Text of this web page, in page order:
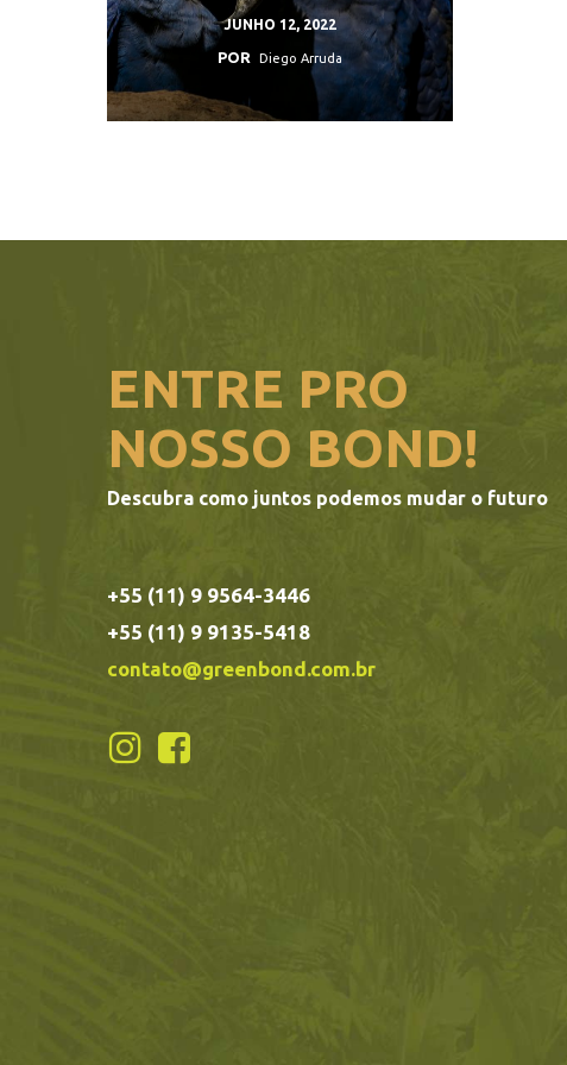
JUNHO 12, 2022
POR Diego Arruda
ENTRE PRO
NOSSO BOND!
Descubra como juntos podemos mudar o futuro
+55 (11) 9 9564-3446
+55 (11) 9 9135-5418
contato@greenbond.com.br